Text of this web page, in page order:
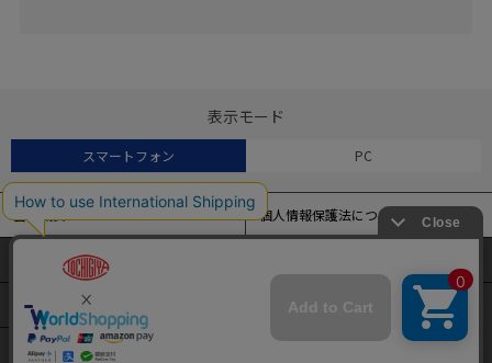
表示モード
スマートフォン PC
個人情報保護法について
特定商取引法に基づく表記
サイトマップ
当サイトでは、アクセス解析およびサイトの利便性の向上のため
にクッキー（Cookie）を使用しています。
クッキーの設定変更および詳細についてはこちらをご覧くださ
い。